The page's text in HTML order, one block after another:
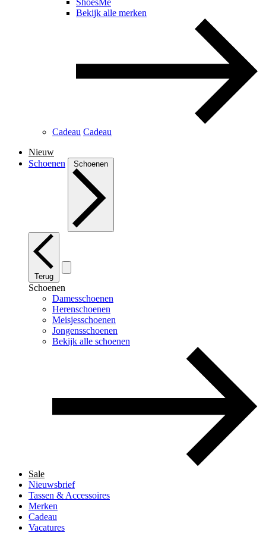
Bekijk alle merken
Cadeau Cadeau
Nieuw
Schoenen
Schoenen
Terug
Schoenen
Damesschoenen
Herenschoenen
Meisjesschoenen
Jongensschoenen
Bekijk alle schoenen
Sale
Nieuwsbrief
Tassen & Accessoires
Merken
Cadeau
Vacatures